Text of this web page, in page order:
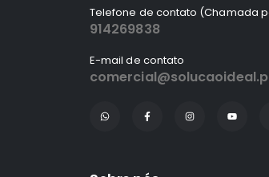
Telefone de contato (Chamada
914269838
E-mail de contato